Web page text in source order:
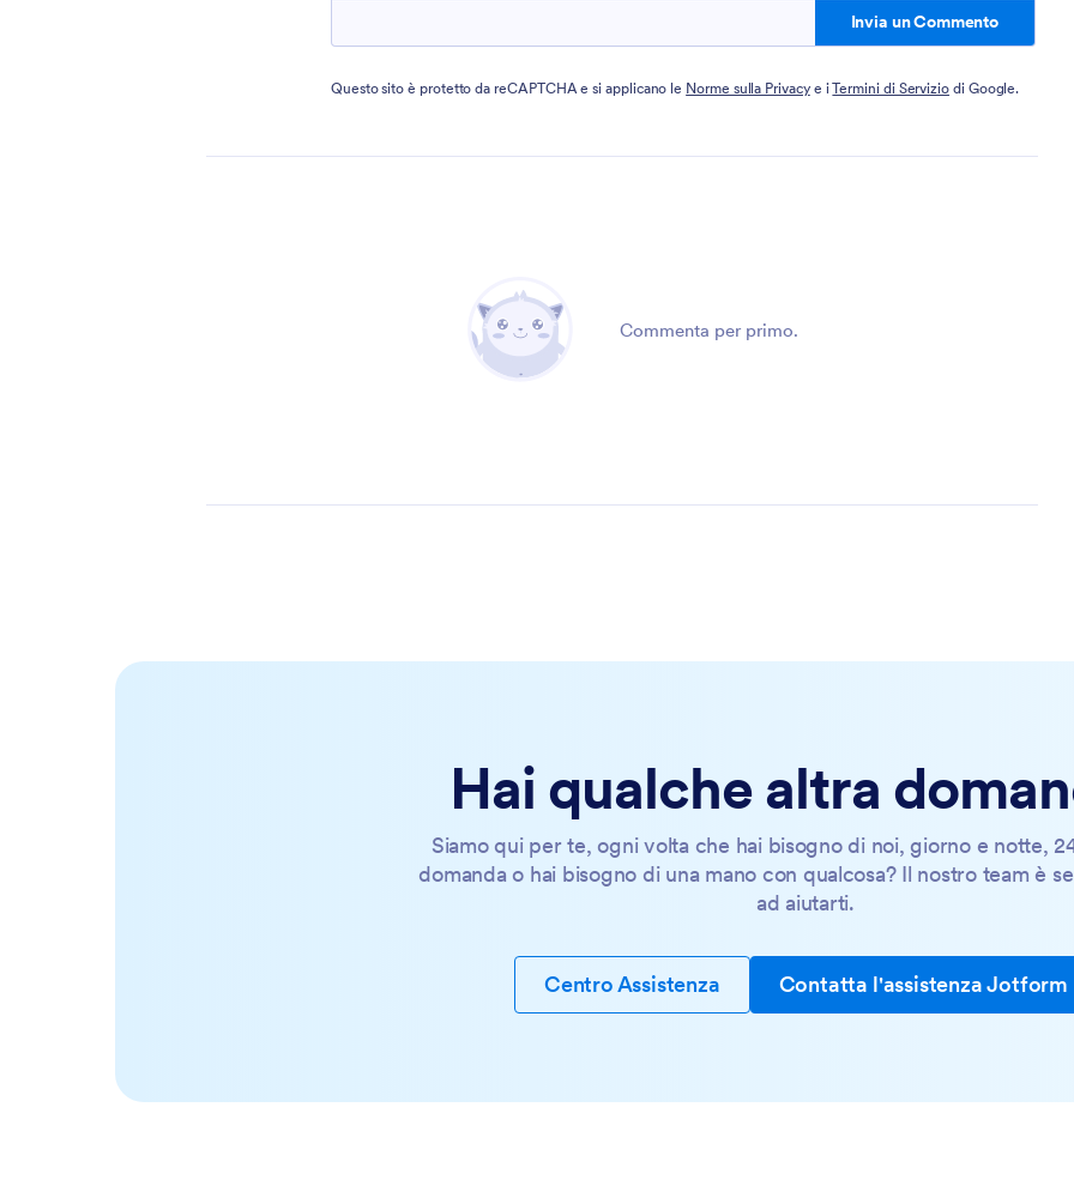
Invia un Commento
Questo sito è protetto da reCAPTCHA e si applicano le Norme sulla Privacye iTermini di Servizio di Google.
Commenta per primo.
Hai qualche altra
Siamo qui per te, ogni volta che hai bisogno di noi, giorno e notte,
domanda o hai bisogno di una mano con qualcosa? Il nostro team è
ad aiutarti.
Centro Assistenza Contatta l'assistenza Jotform